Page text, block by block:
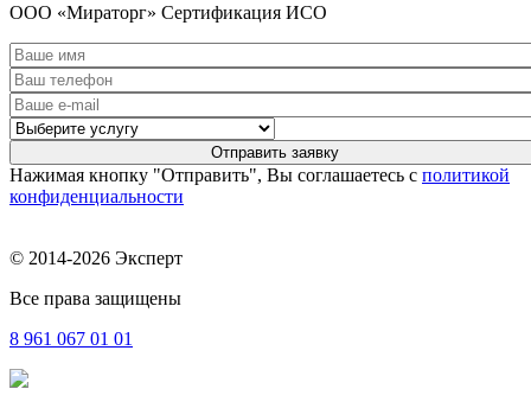
ООО «Мираторг» Сертификация ИСО
Нажимая кнопку "Отправить", Вы соглашаетесь с политикой
конфиденциальности
© 2014-2026 Эксперт
Все права защищены
8 961 067 01 01